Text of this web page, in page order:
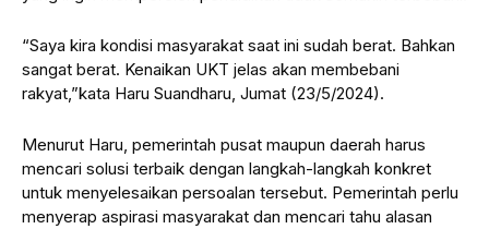
“Saya kira kondisi masyarakat saat ini sudah berat. Bahkan
sangat berat. Kenaikan UKT jelas akan membebani
rakyat,”kata Haru Suandharu, Jumat (23/5/2024).
Menurut Haru, pemerintah pusat maupun daerah harus
mencari solusi terbaik dengan langkah-langkah konkret
untuk menyelesaikan persoalan tersebut. Pemerintah perlu
menyerap aspirasi masyarakat dan mencari tahu alasan